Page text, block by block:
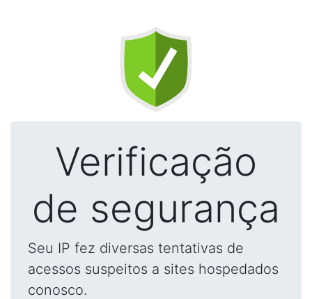
Verificação
de segurança
Seu IP fez diversas tentativas de
acessos suspeitos a sites hospedados
conosco.